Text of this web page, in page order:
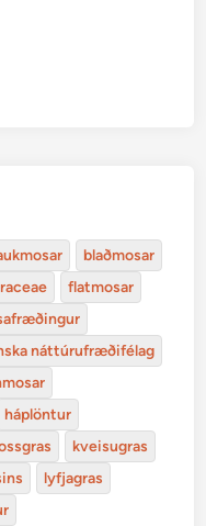
blaðmosar
flatmosar
náttúrufræðifélag
háplöntur
kveisugras
lyfjagras